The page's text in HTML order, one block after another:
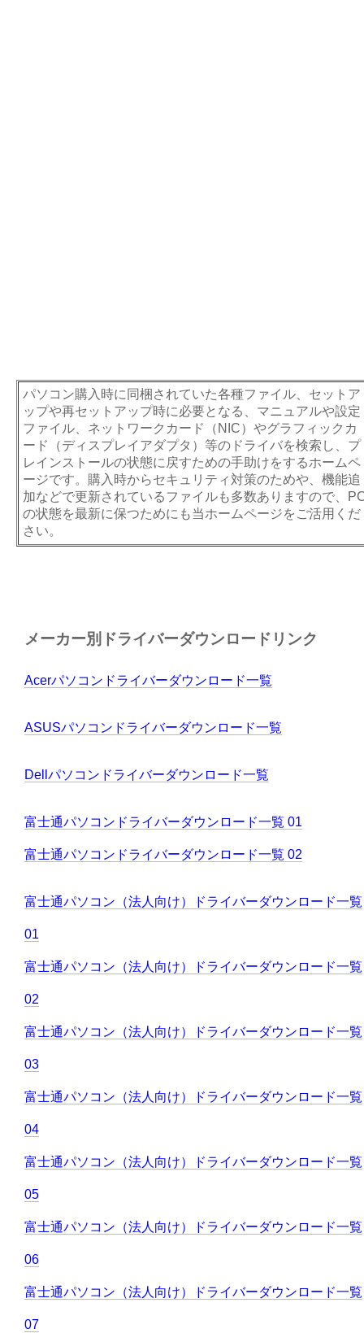
パソコン購入時に同梱されていた各種ファイル、セットア
ップや再セットアップ時に必要となる、マニュアルや設定
ファイル、ネットワークカード（NIC）やグラフィックカ
ード（ディスプレイアダプタ）等のドライバを検索し、プ
レインストールの状態に戻すための手助けをするホームペ
ージです。購入時からセキュリティ対策のためや、機能追
加などで更新されているファイルも多数ありますので、
の状態を最新に保つためにも当ホームページをご活用くだ
さい。
メーカー別ドライバーダウンロードリンク
Acerパソコンドライバーダウンロード一覧
ASUSパソコンドライバーダウンロード一覧
Dellパソコンドライバーダウンロード一覧
富士通パソコンドライバーダウンロード一覧 01
富士通パソコンドライバーダウンロード一覧 02
富士通パソコン（法人向け）ドライバーダウンロード一覧
01
富士通パソコン（法人向け）ドライバーダウンロード一覧
02
富士通パソコン（法人向け）ドライバーダウンロード一覧
03
富士通パソコン（法人向け）ドライバーダウンロード一覧
04
富士通パソコン（法人向け）ドライバーダウンロード一覧
05
富士通パソコン（法人向け）ドライバーダウンロード一覧
06
富士通パソコン（法人向け）ドライバーダウンロード一覧
07